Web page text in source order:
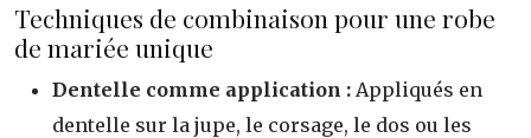
Techniques de combinaison pour une robe
de mariée unique
Dentelle comme application : Appliqués en
dentelle sur la jupe, le corsage, le dos ou les